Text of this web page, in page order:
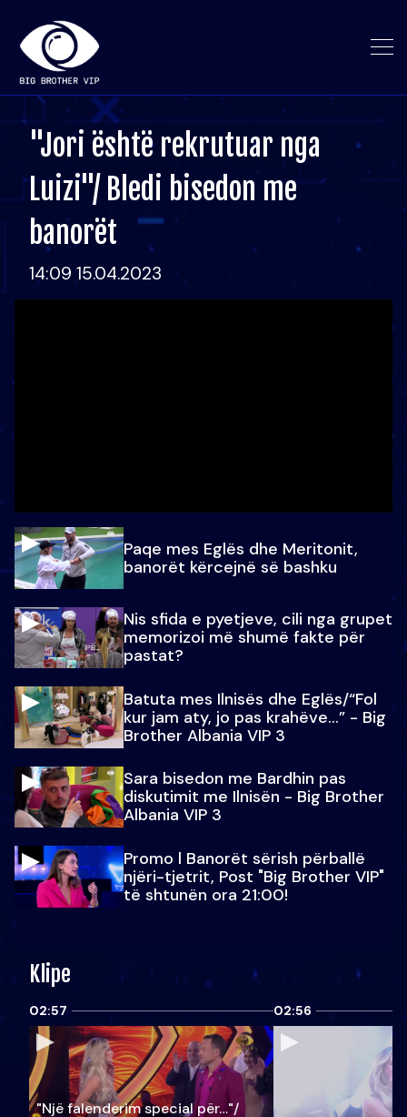
"Jori është rekrutuar nga
Luizi"/ Bledi bisedon me
banorët
14:09 15.04.2023
Paqe mes Eglës dhe Meritonit,
banorët kërcejnë së bashku
Nis sfida e pyetjeve, cili nga grupet
memorizoi më shumë fakte për
pastat?
Batuta mes Ilnisës dhe Eglës/“Fol
kur jam aty, jo pas krahëve…” - Big
Brother Albania VIP 3
Sara bisedon me Bardhin pas
diskutimit me Ilnisën - Big Brother
Albania VIP 3
Promo l Banorët sërish përballë
njëri-tjetrit, Post "Big Brother VIP"
të shtunën ora 21:00!
Klipe
02:57
"Një falenderim special për…"/
02:56